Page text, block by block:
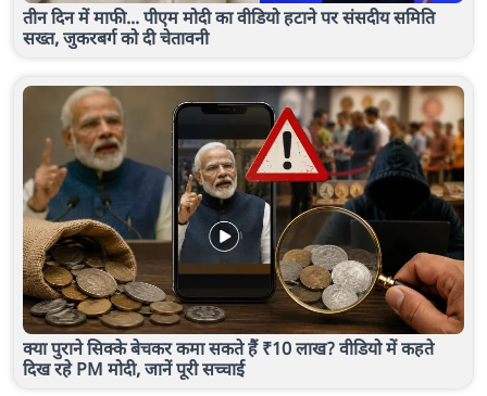
तीन दिन में माफी... पीएम मोदी का वीडियो हटाने पर संसदीय समिति
सख्त, जुकरबर्ग को दी चेतावनी
क्या पुराने सिक्के बेचकर कमा सकते हैं ₹10 लाख? वीडियो में कहते
दिख रहे PM मोदी, जानें पूरी सच्चाई